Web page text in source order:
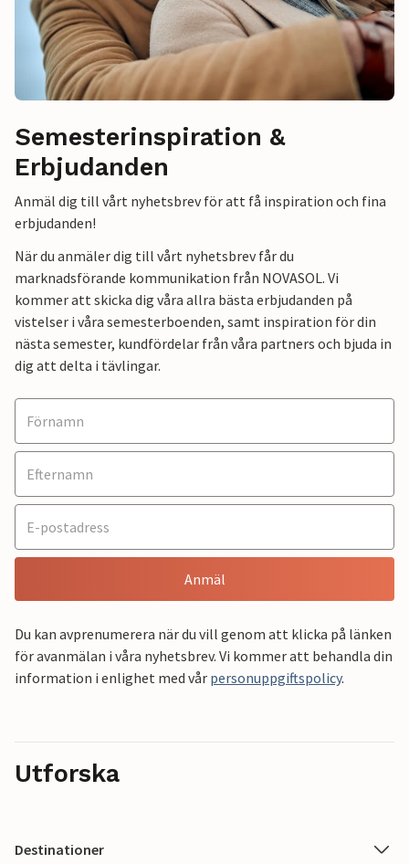
Semesterinspiration &
Erbjudanden
Anmäl dig till vårt nyhetsbrev för att få inspiration och fina
erbjudanden!
När du anmäler dig till vårt nyhetsbrev får du
marknadsförande kommunikation från NOVASOL. Vi
kommer att skicka dig våra allra bästa erbjudanden på
vistelser i våra semesterboenden, samt inspiration för din
nästa semester, kundfördelar från våra partners och bjuda in
dig att delta i tävlingar.
Anmäl
Du kan avprenumerera när du vill genom att klicka på länken
för avanmälan i våra nyhetsbrev. Vi kommer att behandla din
information i enlighet med vår personuppgiftspolicy.
Utforska
Destinationer